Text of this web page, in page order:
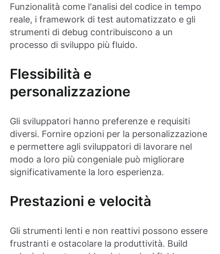
Funzionalità come l'analisi del codice in tempo
reale, i framework di test automatizzato e gli
strumenti di debug contribuiscono a un
processo di sviluppo più fluido.
Flessibilità e
personalizzazione
Gli sviluppatori hanno preferenze e requisiti
diversi. Fornire opzioni per la personalizzazione
e permettere agli sviluppatori di lavorare nel
modo a loro più congeniale può migliorare
significativamente la loro esperienza.
Prestazioni e velocità
Gli strumenti lenti e non reattivi possono essere
frustranti e ostacolare la produttività. Build